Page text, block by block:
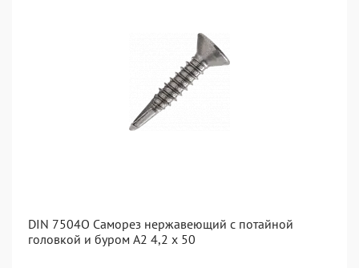
DIN 7504O Саморез нержавеющий с потайной
головкой и буром А2 4,2 x 50